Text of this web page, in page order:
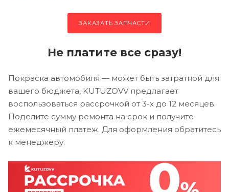
ЗАКАЗАТЬ ЗАПЧАСТИ
Не платите все сразу!
Покраска автомобиля — может быть затратной для
вашего бюджета, KUTUZOVV предлагает
воспользоваться рассрочкой от 3-х до 12 месяцев.
Поделите сумму ремонта на срок и получите
ежемесячный платеж. Для оформления обратитесь
к менеджеру.